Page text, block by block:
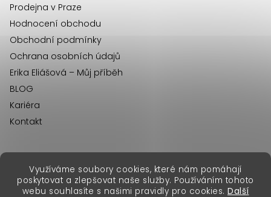
Využíváme soubory cookies, které nám pomáhají
poskytovat a zlepšovat naše služby. Používáním tohoto
webu souhlasíte s našimi pravidly pro cookies. Další
Prodejna v Praze
Hodnocení obchodu
Obchodní podmínky
Ochrana osobních údajů
Erika Eliášová – Můj příběh
BLOG
Kariéra
Kontakt
Copyright 2026Erika Fashion. Všechna práva vyhrazena.
erikafashion.sk